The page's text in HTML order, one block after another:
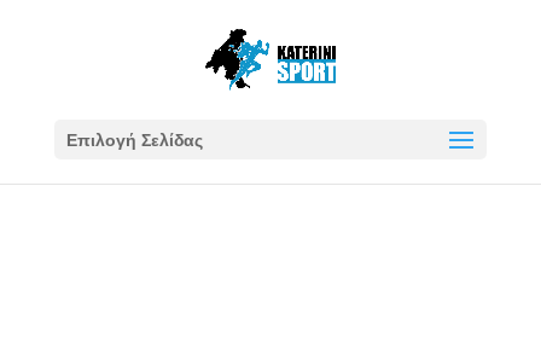
Επιλογή Σελίδας